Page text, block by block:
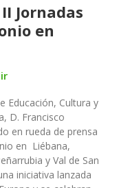
Jornadas
en
Educación, Cultura y
D. Francisco
en rueda de prensa
en Liébana,
y Val de San
iniciativa lanzada